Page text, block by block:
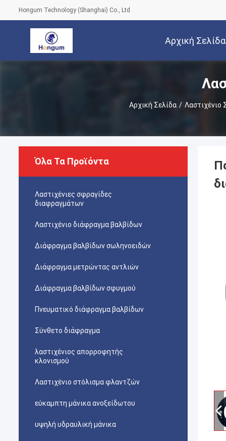
Hongum Technology (Shanghai) Co., Ltd
Αρχική Σελίδα
Αρχική Σελίδα / Λαστιχένιο
Όλα Τα Προϊόντα
Λαστιχένιες σφραγίδες
διαφραγμάτων
Λαστιχένιο διάφραγμα βαλβίδων
Διάφραγμα βαλβίδων σωληνοειδών
Διάφραγμα μετρώντας αντλιών
Διάφραγμα βαλβίδων σφυγμού
Πνευματικό διάφραγμα βαλβίδων
Σύνθετο διάφραγμα
λαστιχένιος απορροφητής
κλονισμού
Λαστιχένιο στόλισμα φλαντζών
εύκαμπτη μάνικα ανοξείδωτου
υψηλή υδραυλική μάνικα